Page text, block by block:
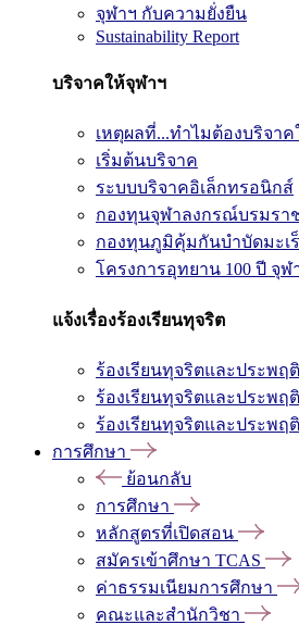
จุฬาฯ กับความยั่งยืน
Sustainability Report
บริจาคให้จุฬาฯ
เหตุผลที่...ทำไมต้องบริจาค
เริ่มต้นบริจาค
ระบบบริจาคอิเล็กทรอนิกส์
กองทุนจุฬาลงกรณ์บรมรา
กองทุนภูมิคุ้มกันบำบัดมะเ
โครงการอุทยาน 100 ปี จุ
แจ้งเรื่องร้องเรียนทุจริต
ร้องเรียนทุจริตและประพฤ
ร้องเรียนทุจริตและประพฤ
ร้องเรียนทุจริตและประพฤ
การศึกษา
ย้อนกลับ
การศึกษา
หลักสูตรที่เปิดสอน
สมัครเข้าศึกษา TCAS
ค่าธรรมเนียมการศึกษา
คณะและสำนักวิชา